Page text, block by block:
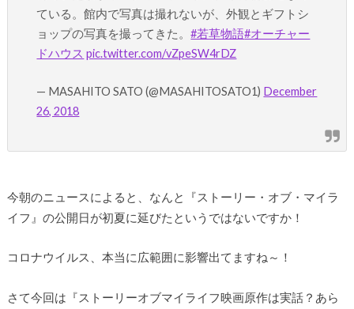
ている。館内で写真は撮れないが、外観とギフトシ
ョップの写真を撮ってきた。#若草物語#オーチャー
ドハウス pic.twitter.com/vZpeSW4rDZ
— MASAHITO SATO (@MASAHITOSATO1) December
26, 2018
今朝のニュースによると、なんと『ストーリー・オブ・マイラ
イフ』の公開日が初夏に延びたというではないですか！
コロナウイルス、本当に広範囲に影響出てますね～！
さて今回は『ストーリーオブマイライフ映画原作は実話？あら